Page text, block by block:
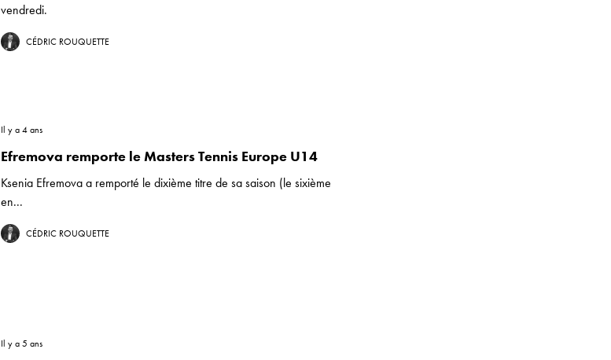
vendredi.
CÉDRIC ROUQUETTE
Il y a 4 ans
Efremova remporte le Masters Tennis Europe U14
Ksenia Efremova a remporté le dixième titre de sa saison (le sixième
en...
CÉDRIC ROUQUETTE
Il y a 5 ans